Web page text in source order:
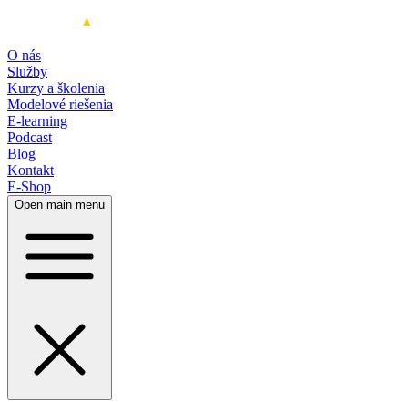
O nás
Služby
Kurzy a školenia
Modelové riešenia
E-learning
Podcast
Blog
Kontakt
E-Shop
Open main menu